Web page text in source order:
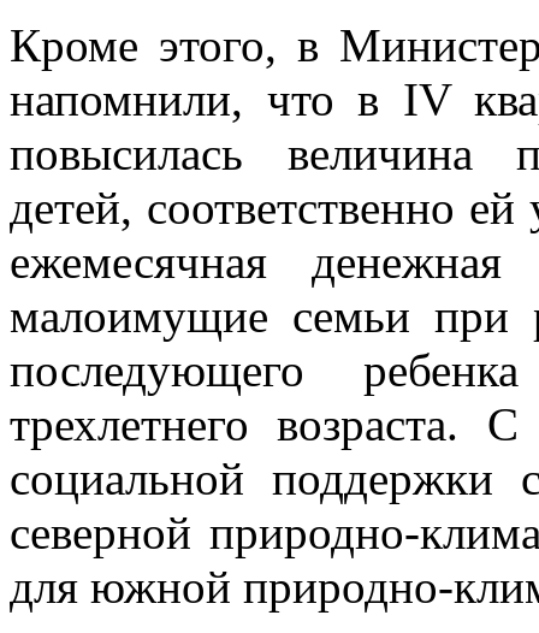
Кроме этого, в
напомнили, что в IV
повысилась величина
детей, соответственно
ежемесячная
малоимущие семьи при
последующего
трехлетнего возраста.
социальной поддержки
северной природно-
для южной природно-